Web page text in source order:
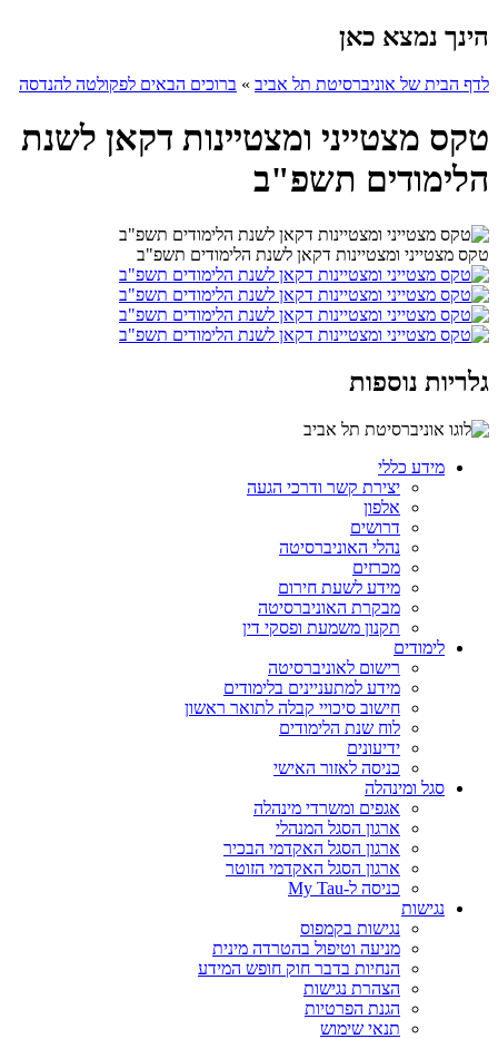
הינך נמצא כאן
לדף הבית של אוניברסיטת תל אביב » ברוכים הבאים לפקולטה להנדסה
טקס מצטייני ומצטיינות דקאן לשנת
הלימודים תשפ"ב
טקס מצטייני ומצטיינות דקאן לשנת הלימודים תשפ"ב
גלריות נוספות
מידע כללי
יצירת קשר ודרכי הגעה
אלפון
דרושים
נהלי האוניברסיטה
מכרזים
מידע לשעת חירום
מבקרת האוניברסיטה
תקנון משמעת ופסקי דין
לימודים
רישום לאוניברסיטה
מידע למתעניינים בלימודים
חישוב סיכויי קבלה לתואר ראשון
לוח שנת הלימודים
ידיעונים
כניסה לאזור האישי
סגל ומינהלה
אגפים ומשרדי מינהלה
ארגון הסגל המנהלי
ארגון הסגל האקדמי הבכיר
ארגון הסגל האקדמי הזוטר
כניסה ל-My Tau
נגישות
נגישות בקמפוס
מניעה וטיפול בהטרדה מינית
הנחיות בדבר חוק חופש המידע
הצהרת נגישות
הגנת הפרטיות
תנאי שימוש